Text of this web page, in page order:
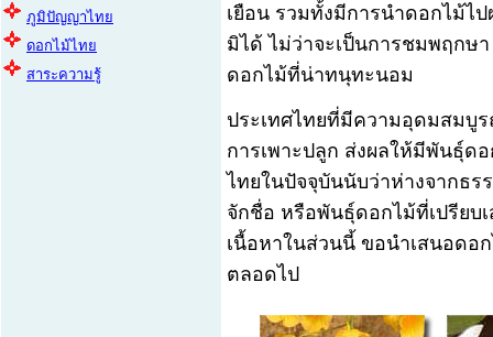
ภูมิปัญญาไทย
ดอกไม้ไทย
สาระความรู้
เยือน รวมทั้งมีการนำดอกไม้ไ
มิได้ ไม่ว่าจะเป็นการชมพฤกษ
ดอกไม้ที่น่าทนุทะนอม
ประเทศไทยที่มีความอุดมสมบู
การเพาะปลูก ส่งผลให้มีพันธุ์ด
ไทยในปัจจุบันนับว่าห่างจากธ
จักชื่อ หรือพันธุ์ดอกไม้ที่เปรีย
เนื้อหาในส่วนนี้ ขอนำเสนอด
ตลอดไป